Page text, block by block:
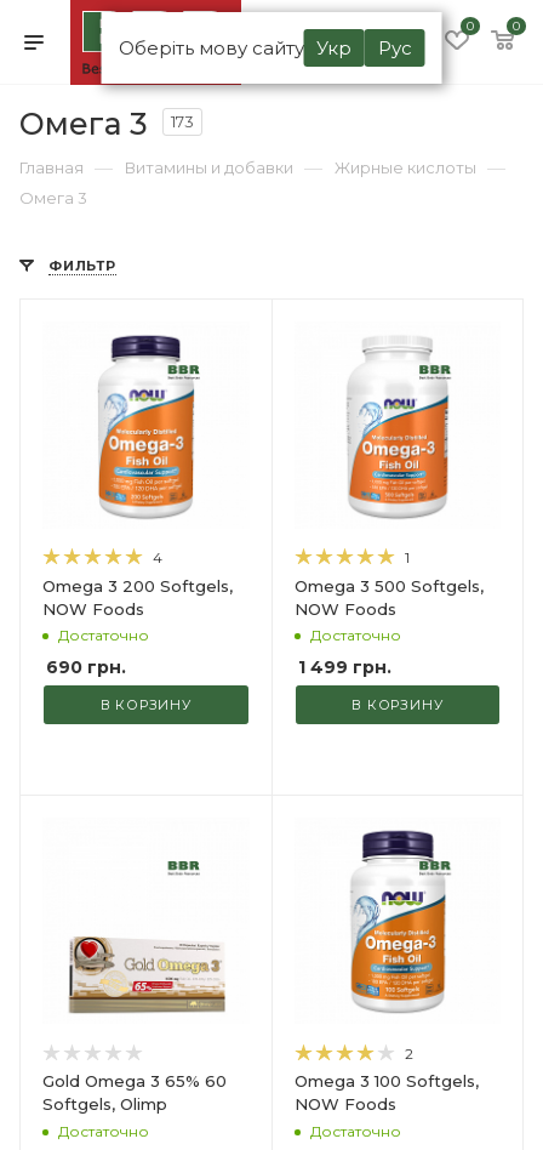
Оберіть мову сайту Укр Рус
0 0
Омега 3 173
Главная — Витамины и добавки — Жирные кислоты —
Омега 3
ФИЛЬТР
4
Omega 3 200 Softgels,
NOW Foods
Достаточно
690 грн.
В КОРЗИНУ
1
Omega 3 500 Softgels,
NOW Foods
Достаточно
1 499 грн.
В КОРЗИНУ
Gold Omega 3 65% 60
Softgels, Olimp
Достаточно
2
Omega 3 100 Softgels,
NOW Foods
Достаточно